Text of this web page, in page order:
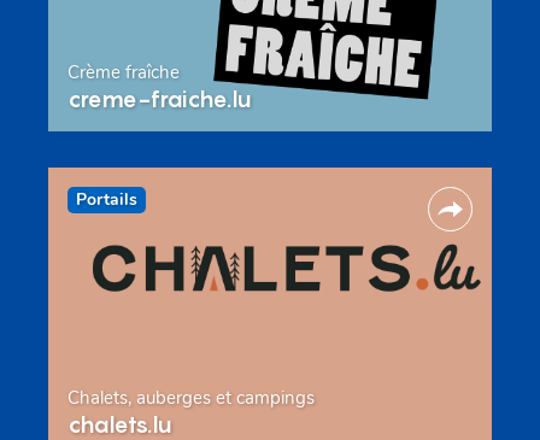
Crème fraîche
creme-fraiche.lu
Portails
Chalets, auberges et campings
chalets.lu